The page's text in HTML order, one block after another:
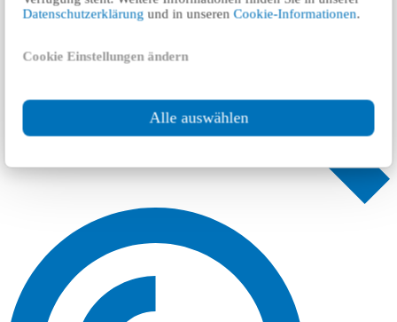
Datenschutzerklärung und in unserenCookie-Informationen.
Cookie Einstellungen ändern
Alle auswählen